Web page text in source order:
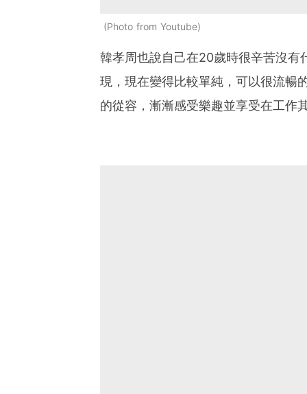
Photo from Youtube
韓孝周也說自己在20歲時很辛苦沒有
現，現在變得比較單純，可以很流暢
的從容，漸漸感受樂趣並享受在工作